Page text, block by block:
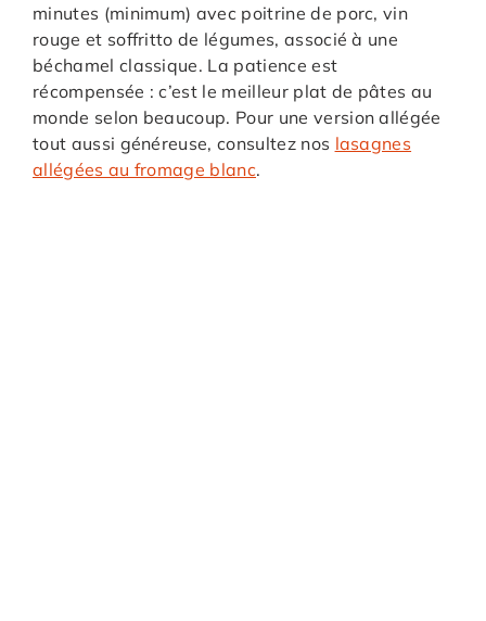
minutes (minimum) avec poitrine de porc, vin
rouge et soffritto de légumes, associé à une
béchamel classique. La patience est
récompensée : c’est le meilleur plat de pâtes au
monde selon beaucoup. Pour une version allégée
tout aussi généreuse, consultez nos lasagnes
allégées au fromage blanc.